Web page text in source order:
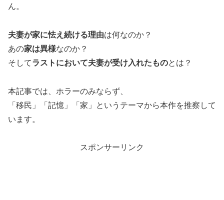
ん。
夫妻が家に怯え続ける理由は何なのか？
あの家は異様なのか？
そしてラストにおいて夫妻が受け入れたものとは？
本記事では、ホラーのみならず、
「移民」「記憶」「家」というテーマから本作を推察して
います。
スポンサーリンク